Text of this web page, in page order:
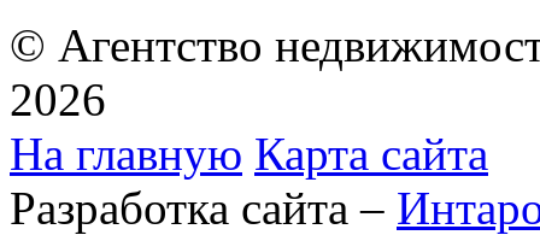
© Агентство
2026
На главную Карта сайта
Разработка сайта –